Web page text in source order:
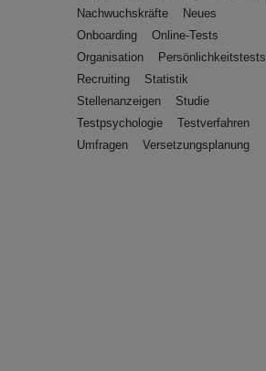
Nachwuchskräfte
Neues
Onboarding
Online-Tests
Organisation
Persönlichkeitstests
Recruiting
Statistik
Stellenanzeigen
Studie
Testpsychologie
Testverfahren
Umfragen
Versetzungsplanung